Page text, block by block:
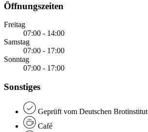
Öffnungszeiten
Freitag
07:00 - 14:00
Samstag
07:00 - 17:00
Sonntag
07:00 - 17:00
Sonstiges
Geprüft vom Deutschen Brotinstitut
Café